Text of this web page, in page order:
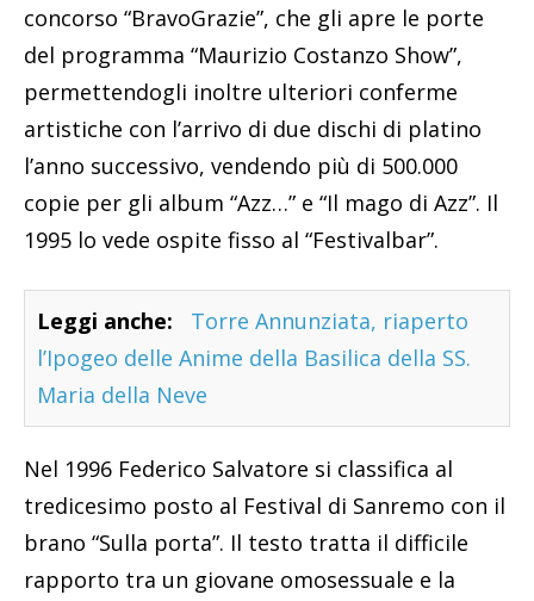
concorso “BravoGrazie”, che gli apre le porte
del programma “Maurizio Costanzo Show”,
permettendogli inoltre ulteriori conferme
artistiche con l’arrivo di due dischi di platino
l’anno successivo, vendendo più di 500.000
copie per gli album “Azz…” e “Il mago di Azz”. Il
1995 lo vede ospite fisso al “Festivalbar”.
Leggi anche:
Torre Annunziata, riaperto
l’Ipogeo delle Anime della Basilica della SS.
Maria della Neve
Nel 1996 Federico Salvatore si classifica al
tredicesimo posto al Festival di Sanremo con il
brano “Sulla porta”. Il testo tratta il difficile
rapporto tra un giovane omosessuale e la